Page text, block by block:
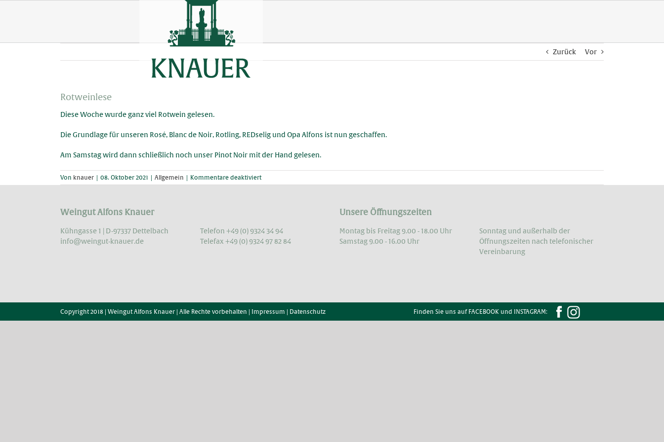
Zurück Vor
Rotweinlese
Diese Woche wurde ganz viel Rotwein gelesen.
Die Grundlage für unseren Rosé, Blanc de Noir, Rotling, REDselig und Opa Alfons ist nun geschaffen.
Am Samstag wird dann schließlich noch unser Pinot Noir mit der Hand gelesen.
Von knauer 08. Oktober 2021 Allgemein Kommentare deaktiviertfür
Rotweinlese
Weingut Alfons Knauer
Kühngasse 1 | D-97337 Dettelbach
info@weingut-knauer.de
Telefon +49 (0) 9324 34 94
Telefax +49 (0) 9324 97 82 84
Unsere Öffnungszeiten
Montag bis Freitag 9.00 - 18.00 Uhr
Samstag 9.00 - 16.00 Uhr
Sonntag und außerhalb der
Öffnungs­zeiten nach telefonischer
Vereinbarung
Copyright 2018 | Weingut Alfons Knauer | Alle Rechte vorbehalten | Impressum Datenschutz Finden Sie uns auf FACEBOOK und INSTAGRAM: